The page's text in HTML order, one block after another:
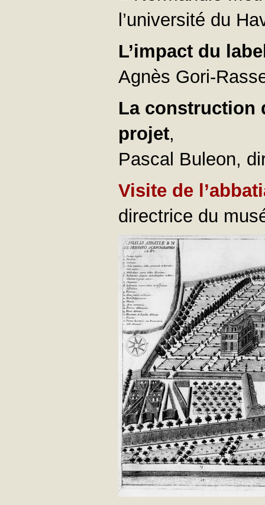
l’université du
L’impact du
Agnès Gori-
La construction
projet,
Pascal Buleon,
Visite de
directrice du